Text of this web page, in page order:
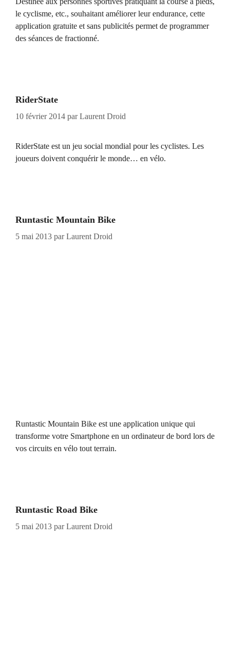
le cyclisme, etc., souhaitant améliorer leur endurance, cette
application gratuite et sans publicités permet de programmer
des séances de fractionné.
RiderState
10 février 2014 parLaurent Droid
RiderState est un jeu social mondial pour les cyclistes. Les
joueurs doivent conquérir le monde… en vélo.
Runtastic Mountain Bike
5 mai 2013 parLaurent Droid
Runtastic Mountain Bike est une application unique qui
transforme votre Smartphone en un ordinateur de bord lors de
vos circuits en vélo tout terrain.
Runtastic Road Bike
5 mai 2013 parLaurent Droid